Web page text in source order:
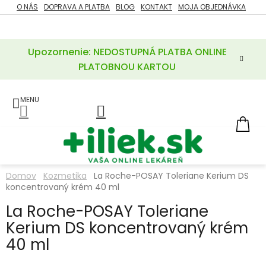
Prejsť
na
Upozornenie: NEDOSTUPNÁ PLATBA ONLINE
PLATOBNOU KARTOU
O NÁS DOPRAVA A PLATBA BLOG KONTAKT MOJA OBJEDNÁVKA
ZĽAVY
POTREBY
A
LIEKY
VITAMÍNY
MINERÁLY
KOZMETIKA
Domov Kozmetika
La Roche-POSAY Toleriane Kerium DS
koncentrovaný krém 40 ml
La Roche-POSAY Toleriane
Kerium DS koncentrovaný krém
40 ml